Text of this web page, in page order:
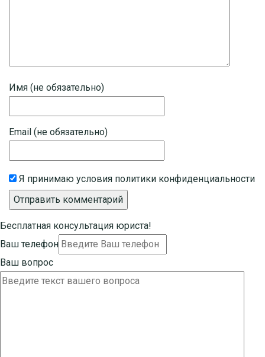
Имя (не обязательно)
Email (не обязательно)
Я принимаю условия политики конфиденциальности
Бесплатная консультация юриста!
Ваш телефон
Ваш вопрос